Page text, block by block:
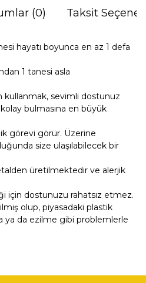
(0) Taksit
hayatı boyunca en az 1 defa
1 tanesi asla
kullanmak, sevimli dostunuz
bulmasına en büyük
görevi görür. Üzerine
size ulaşılabilecek bir
üretilmektedir ve alerjik
için dostunuzu rahatsız etmez.
olup, piyasadaki plastik
ya da ezilme gibi problemlerle
noktaları öneri formunu